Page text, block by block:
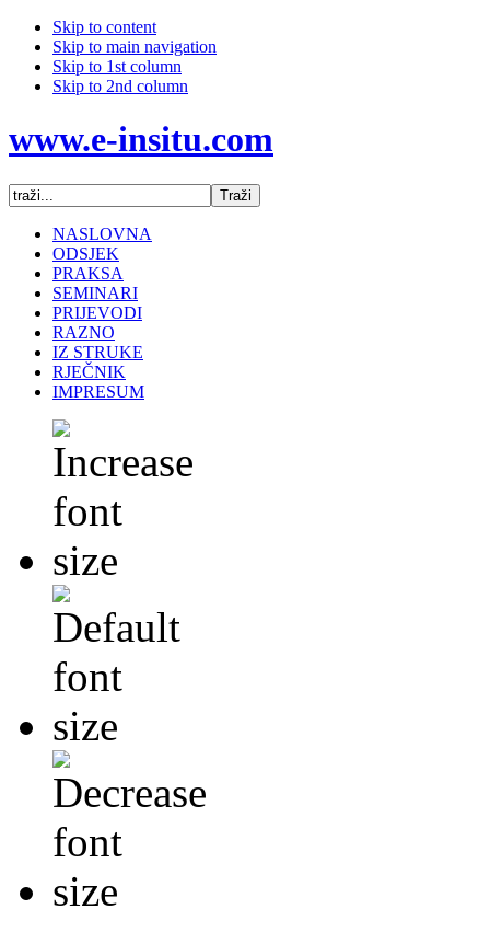
Skip to content
Skip to main navigation
Skip to 1st column
Skip to 2nd column
www.e-insitu.com
NASLOVNA
ODSJEK
PRAKSA
SEMINARI
PRIJEVODI
RAZNO
IZ STRUKE
RJEČNIK
IMPRESUM